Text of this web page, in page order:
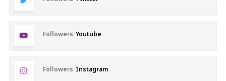
Followers Youtube
Followers Instagram